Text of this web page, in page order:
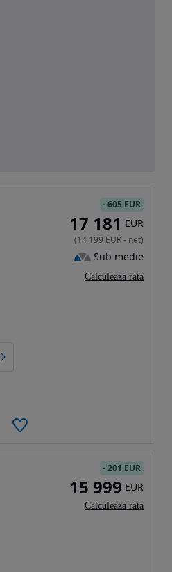
-605 EUR
17 181 EUR
(14 199 EUR- net)
Sub medie
Calculeaza rata
-201 EUR
15 999 EUR
Calculeaza rata